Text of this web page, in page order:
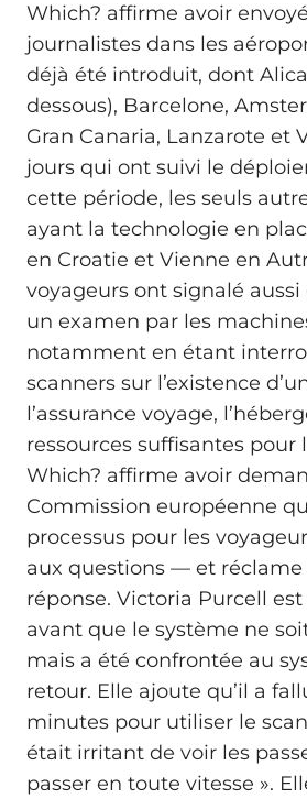
Which? affirme avoir
journalistes dans les
déjà été introduit, dont
dessous), Barcelone,
Gran Canaria, Lanzarote et
jours qui ont suivi le
cette période, les seuls
ayant la technologie en
en Croatie et Vienne en
voyageurs ont signalé aussi
un examen par les
notamment en étant
scanners sur l’existence
l’assurance voyage,
ressources suffisantes pour
Which? affirme avoir
Commission européenne
processus pour les
aux questions — et réclame
réponse. Victoria Purcell
avant que le système ne
mais a été confrontée au
retour. Elle ajoute qu’il a
minutes pour utiliser le
était irritant de voir les
passer en toute vitesse ».